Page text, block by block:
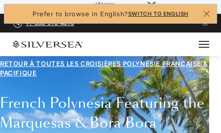
Prefer to browse in English?SWITCH TO ENGLISH
+1-888-978-4070
RETOUR À TOUTES LESCROISIÈRES POLYNÉSIE FRANÇAISE &
PACIFIQUE
French Polynesia Featuring the
Marquesas & Bora Bora